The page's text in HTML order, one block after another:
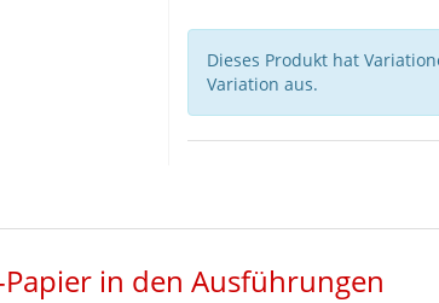
Dieses Produkt hat
Variation aus.
in den Ausführungen